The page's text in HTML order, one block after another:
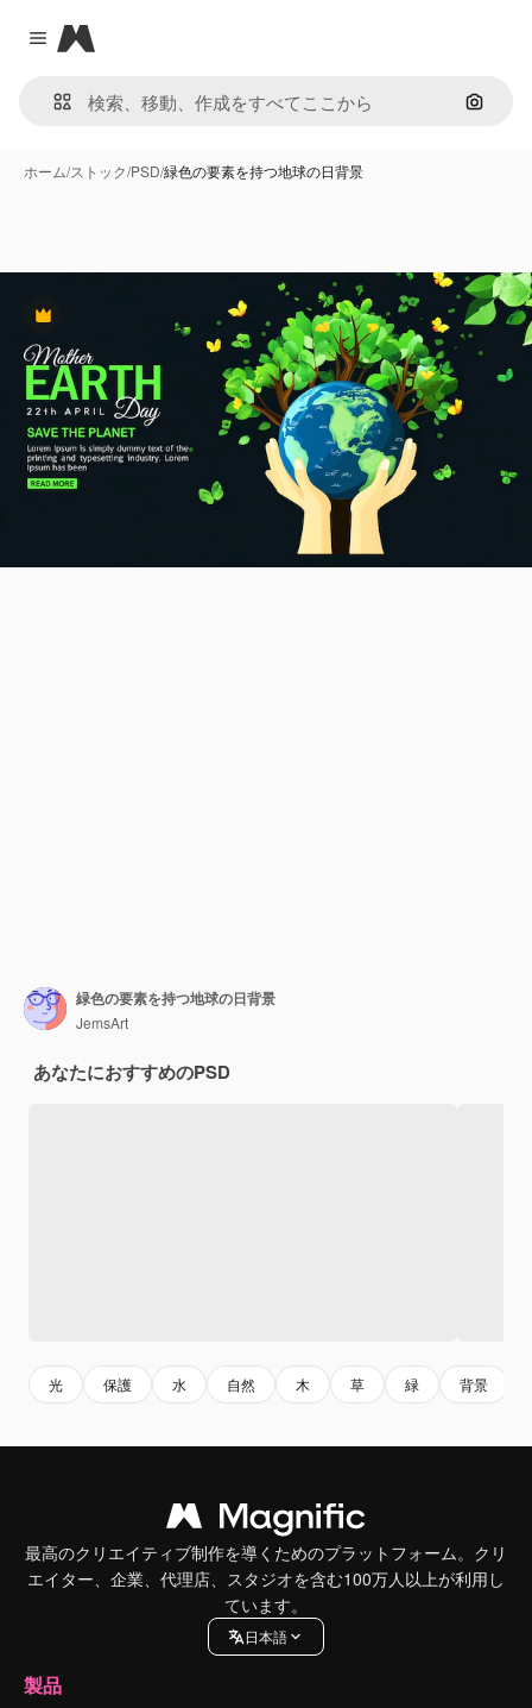
Close menu
Magnific
画像で
ホーム/ストック/PSD/緑色の要素を持つ地球の日背景
Premium
緑色の要素を持つ地球の日背景
JemsArt
あなたにおすすめのPSD
光 保護 水 自然 木 草 緑 背景
最高のクリエイティブ制作を導くためのプラットフォーム。クリ
エイター、企業、代理店、スタジオを含む100万人以上が利用し
ています。
日本語
製品